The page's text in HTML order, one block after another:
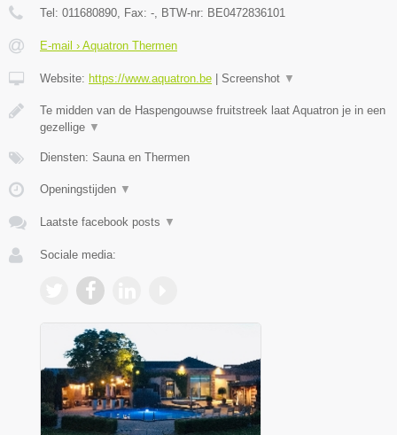
Tel: 011680890 , Fax: - , BTW-nr: BE0472836101
E-mail › Aquatron Thermen
Website: https://www.aquatron.be | Screenshot ▼
Te midden van de Haspengouwse fruitstreek laat Aquatron je in een
gezellige ▼
Diensten: Sauna en Thermen
Openingstijden ▼
Laatste facebook posts ▼
Sociale media: